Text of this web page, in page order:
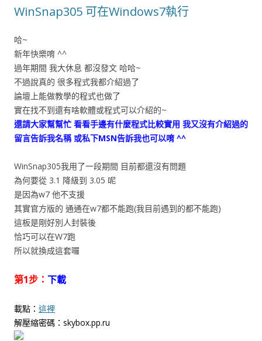
WinSnap305 可在Windows7執行
哈~
新年快樂唷 ^^
過年期間 我大休息 都沒發文 哈哈~
不過說真的 很多程式我都介紹過了
論壇上能做教學的程式也做了
實在找不到還有啥軟體或程式可以介紹的~
還請大家幫幫忙 看看手邊有什麼程式比較實用 我又沒有介紹過的
留言告訴我名稱 或私下MSN告訴我也可以唷 ^^
WinSnap305我用了一段期間 目前都還沒有問題
為何要從 3.1 降級到 3.05 呢
是因為w7 他不支援
其實官方版的 通通在w7都不能跑(我目前遇到的都不能跑)
這板是剛好別人封裝後
恰巧可以在W7跑
所以就換成這套囉
第1步： 下載
載點： 這裡
解壓縮密碼：skybox.pp.ru